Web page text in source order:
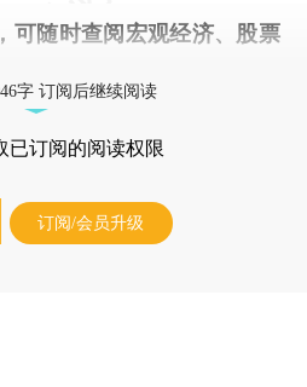
，可随时查阅宏观经济、股票
字 订阅后继续阅读
已订阅的阅读权限
订阅/会员升级